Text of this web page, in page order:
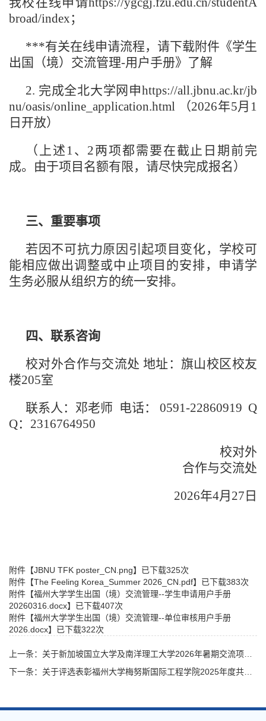
broad/index；
***有关在线申请流程，请下载附件《学生
出国（境）交流管理-用户手册》了解
2. 完成全北大学网申https://all.jbnu.ac.kr/jb
nu/oasis/online_application.html
（2026年5月 1
日 开放）
（上述 1、2两项都需要在截止日期前完
成。由于项目名额有限，请尽快完成报名）
三、重要事项
若因不可抗力原因引起项目变化，学校可
能相应做出调整或中止项目的安排，申请学
生务必服从组织方的统一安排。
四、联系咨询
校对外合作与交流处 地址：旗山校区校友
楼205室
联系人：邓老师 电话： 0591-22860919 Q
Q：2316764950
校对外
合作与交流处
2026年4月 27 日
附件【JBNU TFK poster_CN.png】已下载325次
附件【The Feeling Korea_Summer 2026_CN.pdf】已下载383次
附件【福州大学学生出国（境）交流管理--学生申请用户手册
20260316.docx】已下载407次
附件【福州大学学生出国（境）交流管理--单位审核用户手册
2026.docx】已下载322次